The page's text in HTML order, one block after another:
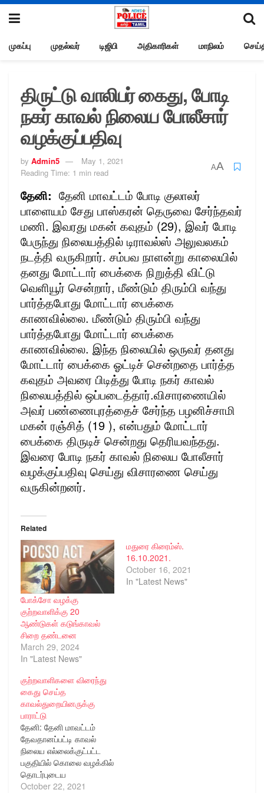
முகப்பு முதல்வர் டிஜிபி அதிகாரிகள் மாநிலம்
திருட்டு வாலிபர் கைது, போடி
நகர் காவல் நிலைய போலீசார்
வழக்குப்பதிவு
by Admin5
May 1, 2021
Reading Time: 1 min read
AA
தேனி: தேனி மாவட்டம் போடி குலாலர்
பாளையம் சேது பாஸ்கரன் தெருவை சேர்ந்தவர்
மணி. இவரது மகன் கவுதம் (29), இவர் போடி
பேருந்து நிலையத்தில் டிராவல்ஸ் அலுவலகம்
நடத்தி வருகிறார். சம்பவ நாளன்று காலையில்
தனது மோட்டார் பைக்கை நிறுத்தி விட்டு
வெளியூர் சென்றார், மீண்டும் திரும்பி வந்து
பார்த்தபோது மோட்டார் பைக்கை
காணவில்லை. மீண்டும் திரும்பி வந்து
பார்த்தபோது மோட்டார் பைக்கை
காணவில்லை. இந்த நிலையில் ஒருவர் தனது
மோட்டார் பைக்கை ஓட்டிச் சென்றதை பார்த்த
கவுதம் அவரை பிடித்து போடி நகர் காவல்
நிலையத்தில் ஒப்படைத்தார்.விசாரணையில்
அவர் பண்ணைபுரத்தைச் சேர்ந்த பழனிச்சாமி
மகன் ரஞ்சித் (19 ), என்பதும் மோட்டார்
பைக்கை திருடிச் சென்றது தெரியவந்தது.
இவரை போடி நகர் காவல் நிலைய போலீசார்
வழக்குப்பதிவு செய்து விசாரணை செய்து
வருகின்றனர்.
Related
போக்சோ வழக்கு
குற்றவாளிக்கு 20
ஆண்டுகள் கடுங்காவல்
சிறை தண்டனை
March 29, 2024
In "Latest News"
மதுரை கிரைம்ஸ்.
16.10.2021.
October 16, 2021
In "Latest News"
குற்றவாளிகளை விரைந்து
கைது செய்த
காவல்துறையினருக்கு
பாராட்டு
தேனி: தேனி மாவட்டம்
தேவதானப்பட்டி காவல்
நிலைய எல்லைக்குட்பட்ட
பகுதியில் கொலை வழக்கில்
தொடர்புடைய
குற்றவாளிகளை விரைந்து
October 22, 2021